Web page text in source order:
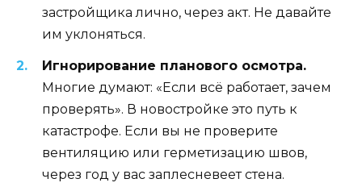
застройщика лично, через акт. Не давайте
им уклоняться.
Игнорирование планового осмотра.
Многие думают: «Если всё работает, зачем
проверять». В новостройке это путь к
катастрофе. Если вы не проверите
вентиляцию или герметизацию швов,
через год у вас заплесневеет стена.